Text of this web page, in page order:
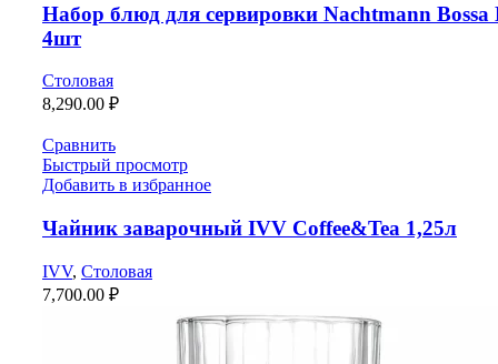
Набор блюд для сервировки Nachtmann Bossa
4шт
Столовая
8,290.00 ₽
Сравнить
Быстрый просмотр
Добавить в избранное
Чайник заварочный IVV Coffee&Tea 1,25л
IVV, Столовая
7,700.00 ₽